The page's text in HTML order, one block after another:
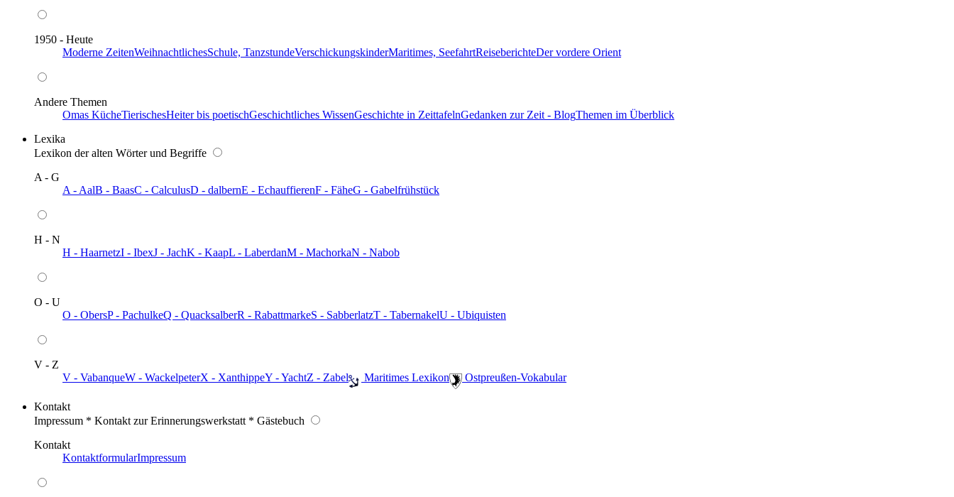
1950 - Heute
Moderne ZeitenWeihnachtlichesSchule, TanzstundeVerschickungskinderMaritimes, SeefahrtReiseberichteDer vordere Orient
Andere Themen
Omas KücheTierischesHeiter bis poetischGeschichtliches WissenGeschichte in ZeittafelnGedanken zur Zeit - BlogThemen im Überblick
Lexika
Lexikon der alten Wörter und Begriffe
A - G
A - AalB - BaasC - CalculusD - dalbernE - EchauffierenF - FäheG - Gabelfrühstück
H - N
H - HaarnetzI - IbexJ - JachK - KaapL - LaberdanM - MachorkaN - Nabob
O - U
O - ObersP - PachulkeQ - QuacksalberR - RabattmarkeS - SabberlatzT - TabernakelU - Ubiquisten
V - Z
V - VabanqueW - WackelpeterX - XanthippeY - YachtZ - Zabel ️ Maritimes Lexikon ️ Ostpreußen-Vokabular
Kontakt
Impressum * Kontakt zur Erinnerungswerkstatt * Gästebuch
Kontakt
KontaktformularImpressum